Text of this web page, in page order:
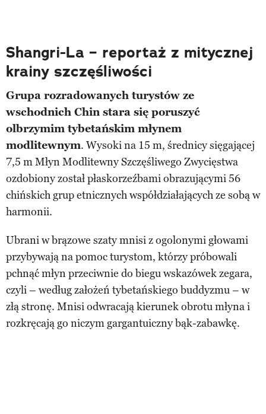
Shangri-La – reportaż z mitycznej
krainy szczęśliwości
Grupa rozradowanych turystów ze
wschodnich Chin stara się poruszyć
olbrzymim tybetańskim młynem
modlitewnym. Wysoki na 15 m, średnicy sięgającej
7,5 m Młyn Modlitewny Szczęśliwego Zwycięstwa
ozdobiony został płaskorzeźbami obrazującymi 56
chińskich grup etnicznych współdziałających ze sobą w
harmonii.
Ubrani w brązowe szaty mnisi z ogolonymi głowami
przybywają na pomoc turystom, którzy próbowali
pchnąć młyn przeciwnie do biegu wskazówek zegara,
czyli – według założeń tybetańskiego buddyzmu – w
złą stronę. Mnisi odwracają kierunek obrotu młyna i
rozkręcają go niczym gargantuiczny bąk-zabawkę.